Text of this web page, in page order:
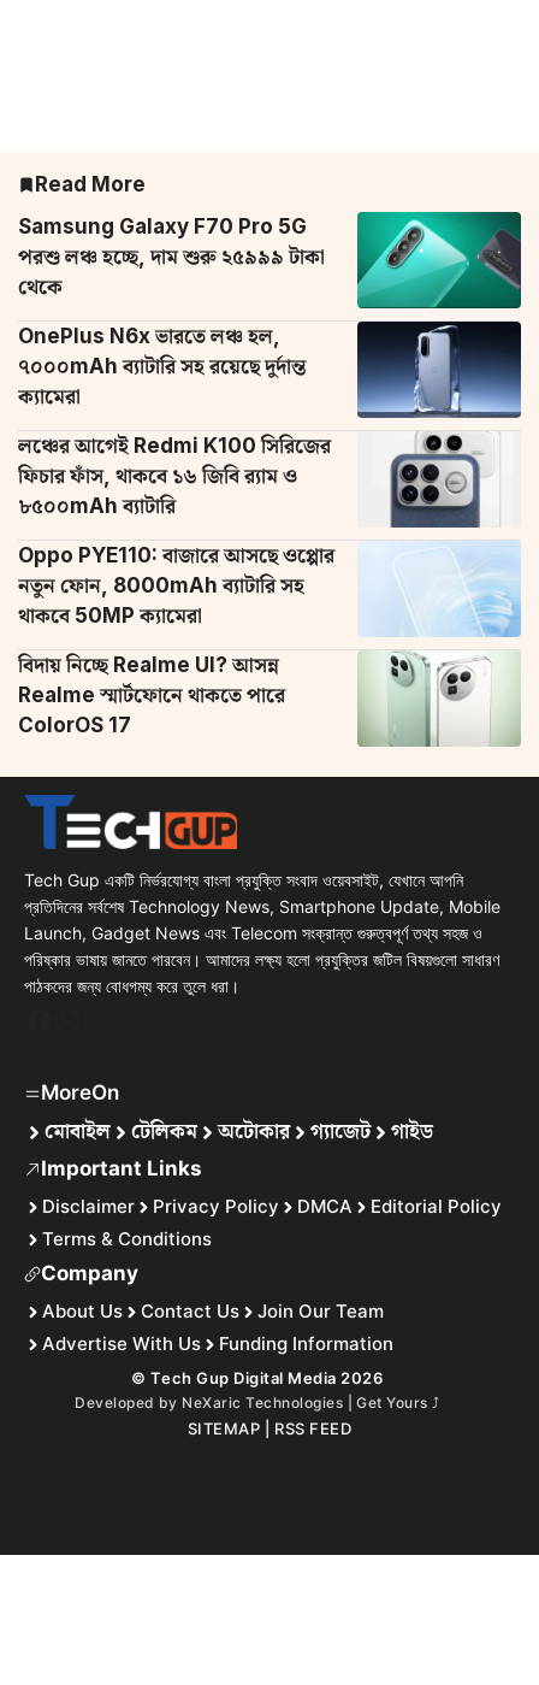
Read More
Samsung Galaxy F70 Pro 5G
পরশু লঞ্চ হচ্ছে, দাম শুরু ২৫৯৯৯ টাকা
থেকে
OnePlus N6x ভারতে লঞ্চ হল,
৭০০০mAh ব্যাটারি সহ রয়েছে দুর্দান্ত
ক্যামেরা
লঞ্চের আগেই Redmi K100 সিরিজের
ফিচার ফাঁস, থাকবে ১৬ জিবি র‌্যাম ও
৮৫০০mAh ব্যাটারি
Oppo PYE110: বাজারে আসছে ওপ্পোর
নতুন ফোন, 8000mAh ব্যাটারি সহ
থাকবে 50MP ক্যামেরা
বিদায় নিচ্ছে Realme UI? আসন্ন
Realme স্মার্টফোনে থাকতে পারে
ColorOS 17
Tech Gup একটি নির্ভরযোগ্য বাংলা প্রযুক্তি সংবাদ ওয়েবসাইট, যেখানে আপনি
প্রতিদিনের সর্বশেষ Technology News, Smartphone Update, Mobile
Launch, Gadget News এবং Telecom সংক্রান্ত গুরুত্বপূর্ণ তথ্য সহজ ও
পরিষ্কার ভাষায় জানতে পারবেন। আমাদের লক্ষ্য হলো প্রযুক্তির জটিল বিষয়গুলো সাধারণ
পাঠকদের জন্য বোধগম্য করে তুলে ধরা।
MoreOn
মোবাইল টেলিকম অটোকার গ্যাজেট গাইড
Important Links
Disclaimer Privacy Policy DMCA
Editorial Policy
Terms & Conditions
Company
About Us Contact Us
Join Our Team
Advertise With Us
Funding Information
© Tech Gup Digital Media 2026
Developed by NeXaric Technologies | Get Yours⤴︎
SITEMAP RSS FEED